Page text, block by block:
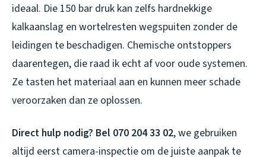
ideaal. Die 150 bar druk kan zelfs hardnekkige
kalkaanslag en wortelresten wegspuiten zonder de
leidingen te beschadigen. Chemische ontstoppers
daarentegen, die raad ik echt af voor oude systemen.
Ze tasten het materiaal aan en kunnen meer schade
veroorzaken dan ze oplossen.
Direct hulp nodig? Bel 070 204 33 02, we gebruiken
altijd eerst camera-inspectie om de juiste aanpak te